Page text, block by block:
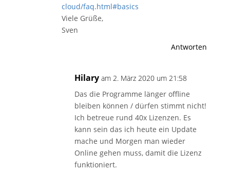
cloud/faq.html#basics
Viele Grüße,
Sven
Antworten
Hilary am 2. März 2020 um 21:58
Das die Programme länger offline
bleiben können / dürfen stimmt nicht!
Ich betreue rund 40x Lizenzen. Es
kann sein das ich heute ein Update
mache und Morgen man wieder
Online gehen muss, damit die Lizenz
funktioniert.